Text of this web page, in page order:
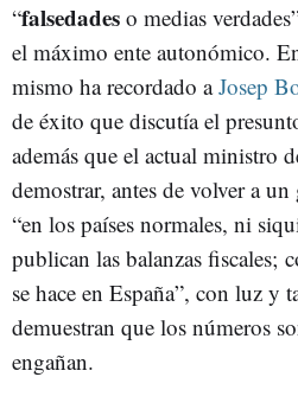
“falsedades o medias
el máximo ente autonómico.
mismo ha recordado aJosep
de éxito que discutía el
además que el actual ministro
demostrar, antes de volver a
“en los países normales, ni
publican las balanzas fiscales;
se hace en España”, con luz y
demuestran que los números
engañan.